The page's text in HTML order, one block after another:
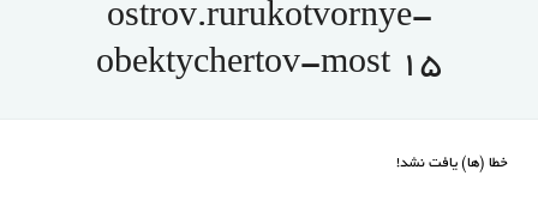
ostrov.rurukotvornye-
obektychertov-most 15
خطا (ها) یافت نشد!